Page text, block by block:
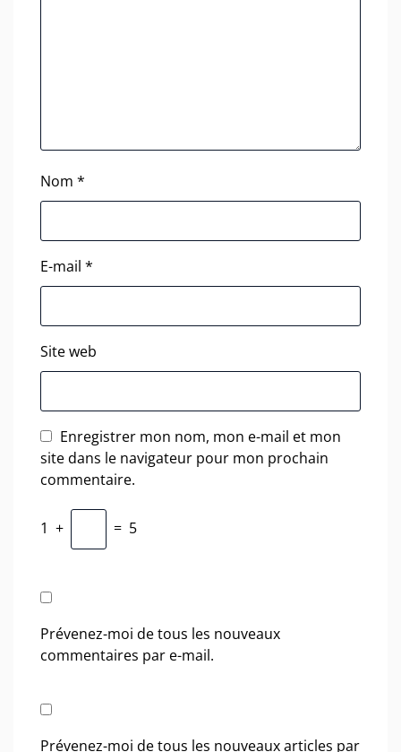
Nom *
E-mail *
Site web
Enregistrer mon nom, mon e-mail et mon
site dans le navigateur pour mon prochain
commentaire.
1 + = 5
Prévenez-moi de tous les nouveaux
commentaires par e-mail.
Prévenez-moi de tous les nouveaux articles par